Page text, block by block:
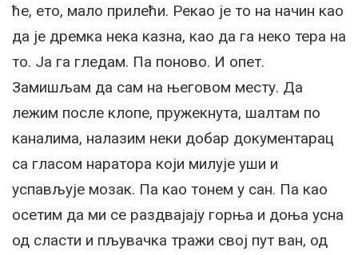
ће, ето, мало прилећи. Рекао је то на начин као
да је дремка нека казна, као да га неко тера на
то. Ја га гледам. Па поново. И опет.
Замишљам да сам на његовом месту. Да
лежим после клопе, пружекнута, шалтам по
каналима, налазим неки добар документарац
са гласом наратора који милује уши и
успављује мозак. Па као тонем у сан. Па као
осетим да ми се раздвајају горња и доња усна
од сласти и пљувачка тражи свој пут ван, од